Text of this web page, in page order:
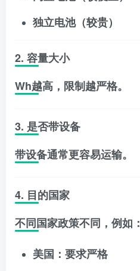
独立电池（较贵）
2. 容量大小
Wh越高，限制越严格。
3. 是否带设备
带设备通常更容易运输。
4. 目的国家
不同国家政策不同，例如：
美国：要求严格